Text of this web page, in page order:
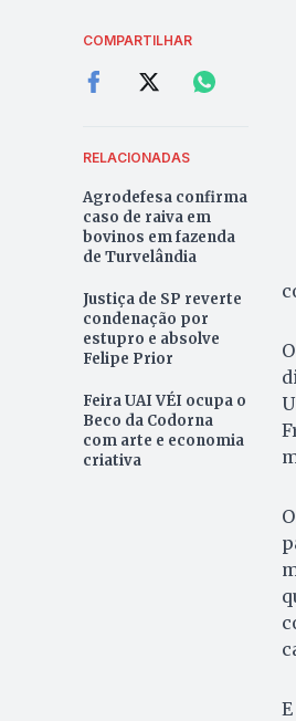
COMPARTILHAR
RELACIONADAS
Agrodefesa confirma
caso de raiva em
bovinos em fazenda
de Turvelândia
Justiça de SP reverte
condenação por
estupro e absolve
Felipe Prior
Feira UAI VÉI ocupa o
Beco da Codorna
com arte e economia
criativa